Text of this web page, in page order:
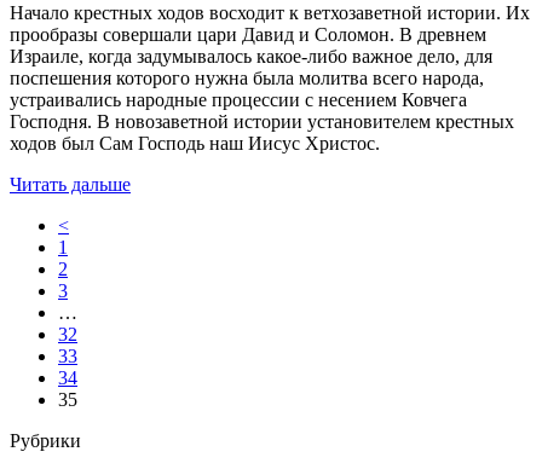
Начало крестных ходов восходит к ветхозаветной истории. Их
прообразы совершали цари Давид и Соломон. В древнем
Израиле, когда задумывалось какое-либо важное дело, для
поспешения которого нужна была молитва всего народа,
устраивались народные процессии с несением Ковчега
Господня. В новозаветной истории установителем крестных
ходов был Сам Господь наш Иисус Христос.
Читать дальше
<
1
2
3
…
32
33
34
35
Рубрики